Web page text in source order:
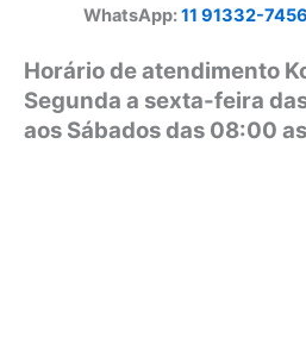
WhatsApp:11 91332-7456
Horário de atendimento
Segunda a sexta-feira
aos Sábados das 08:00